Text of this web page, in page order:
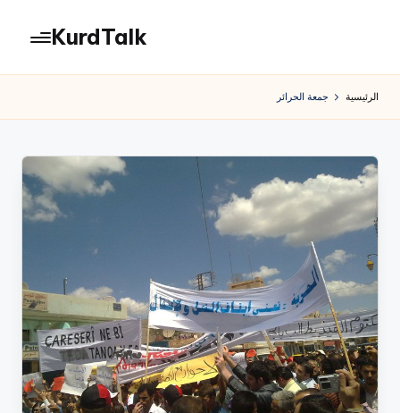
المحتوى
KurdTalk
الرئيسية جمعة الحرائر